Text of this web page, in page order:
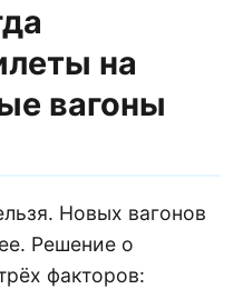
на
вагоны
Новых вагонов
Решение о
факторов: